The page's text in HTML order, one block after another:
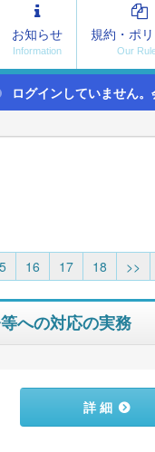
お知らせ 規約・ポ
ログインしていません
16 17 18 >>
への対応の実務
詳 細